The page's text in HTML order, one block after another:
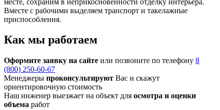
Вместе с рабочими выделяем транспорт и такелажные
приспособления.
Как мы работаем
Оформите заявку на сайте или позвоните по телефону 8
(800) 250-60-67
Менеджеры проконсультируют Вас и скажут
ориентировочную стоимость
Наш инженер выезжает на объект для осмотра и оценки
объема работ